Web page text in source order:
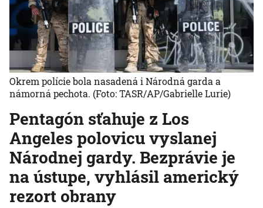
Pentagón sťahuje z Los
Angeles polovicu vyslanej
Národnej gardy. Bezprávie je
na ústupe, vyhlásil americký
rezort obrany
Okrem polície bola nasadená i Národná garda a
námorná pechota. (Foto: TASR/AP/Gabrielle Lurie)